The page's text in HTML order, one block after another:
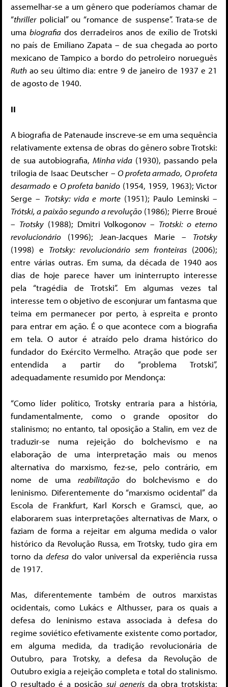
assemelhar-se a um gênero que poderíamos chamar de
“thrillerpolicial” ou “romance de suspense”. Trata-se de
uma biografia dos derradeiros anos de exílio de Trotski
no país de Emiliano Zapata – de sua chegada ao porto
mexicano de Tampico a bordo do petroleiro norueguês
Ruth ao seu último dia: entre 9 de janeiro de 1937 e 21
de agosto de 1940.
II
A biografia de Patenaude inscreve-se em uma sequência
relativamente extensa de obras do gênero sobre Trotski:
de sua autobiografia, Minha vida (1930), passando pela
trilogia de Isaac Deutscher –O profeta armado, O profeta
desarmado e O profeta banido (1954, 1959, 1963); Victor
Serge – Trotsky: vida e morte(1951); Paulo Leminski –
Trótski, a paixão segundo a revolução(1986); Pierre Broué
– Trotsky (1988); Dmitri Volkogonov – Trotski: o eterno
revolucionário (1996); Jean-Jacques Marie – Trotsky
(1998) e Trotsky: revolucionário sem fronteiras (2006);
entre várias outras. Em suma, da década de 1940 aos
dias de hoje parece haver um ininterrupto interesse
pela “tragédia de Trotski”. Em algumas vezes tal
interesse tem o objetivo de esconjurar um fantasma que
teima em permanecer por perto, à espreita e pronto
para entrar em ação. É o que acontece com a biografia
em tela. O autor é atraído pelo drama histórico do
fundador do Exército Vermelho. Atração que pode ser
entendida a partir do “problema Trotski”,
adequadamente resumido por Mendonça:
“Como líder político, Trotsky entraria para a história,
fundamentalmente, como o grande opositor do
stalinismo; no entanto, tal oposição a Stalin, em vez de
traduzir-se numa rejeição do bolchevismo e na
elaboração de uma interpretação mais ou menos
alternativa do marxismo, fez-se, pelo contrário, em
nome de uma reabilitaçãodo bolchevismo e do
leninismo. Diferentemente do “marxismo ocidental” da
Escola de Frankfurt, Karl Korsch e Gramsci, que, ao
elaborarem suas interpretações alternativas de Marx, o
faziam de forma a rejeitar em alguma medida o valor
histórico da Revolução Russa, em Trotsky, tudo gira em
torno da defesado valor universal da experiência russa
de 1917.
Mas, diferentemente também de outros marxistas
ocidentais, como Lukács e Althusser, para os quais a
defesa do leninismo estava associada à defesa do
regime soviético efetivamente existente como portador,
em alguma medida, da tradição revolucionária de
Outubro, para Trotsky, a defesa da Revolução de
Outubro exigia a rejeição completa e total do stalinismo.
O resultado é a posição sui generisda obra trotskista: